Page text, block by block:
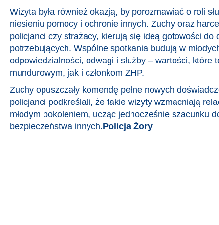
Wizyta była również okazją, by porozmawiać o roli
niesieniu pomocy i ochronie innych. Zuchy oraz
policjanci czy strażacy, kierują się ideą gotowości do
potrzebujących. Wspólne spotkania budują w
odpowiedzialności, odwagi i służby – wartości, które
mundurowym, jak i członkom ZHP.
Zuchy opuszczały komendę pełne nowych
policjanci podkreślali, że takie wizyty wzmacniają
młodym pokoleniem, ucząc jednocześnie szacunku
bezpieczeństwa innych.Policja Żory